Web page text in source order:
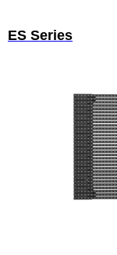
ES Series